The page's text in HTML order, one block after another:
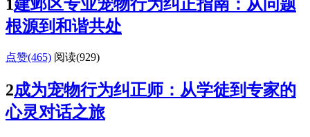
1建邺区专业宠物行为纠正指南：从问题
根源到和谐共处
点赞(465) 阅读(929)
2成为宠物行为纠正师：从学徒到专家的
心灵对话之旅